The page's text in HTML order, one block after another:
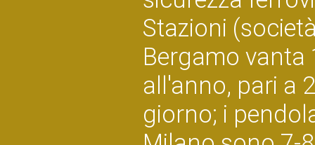
Stazioni
Bergamo vanta
all'anno, pari a
giorno; i